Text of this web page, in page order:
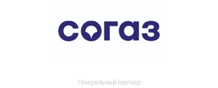
Генеральный партнер